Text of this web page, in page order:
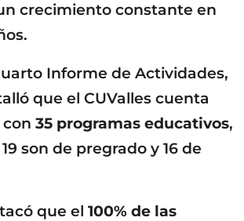
crecimiento constante en
Informe de Actividades,
que el CUValles cuenta
35 programas educativos,
son de pregrado y 16 de
que el 100% de las